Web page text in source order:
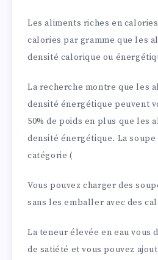
Les aliments riches en
calories par gramme que les
densité calorique ou
La recherche montre que les
densité énergétique peuvent
50% de poids en plus que les
densité énergétique. La
catégorie (
Vous pouvez charger des
sans les emballer avec des
La teneur élevée en eau vous
de satiété et vous pouvez